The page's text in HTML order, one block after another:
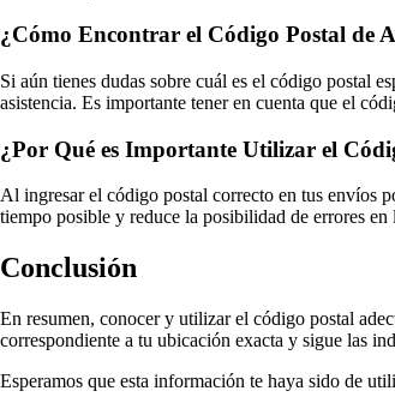
¿Cómo Encontrar el Código Postal de
Si aún tienes dudas sobre cuál es el código postal
asistencia. Es importante tener en cuenta que el
¿Por Qué es Importante Utilizar el
Al ingresar el código postal correcto en tus envíos
tiempo posible y reduce la posibilidad de errores en
Conclusión
En resumen, conocer y utilizar el código postal
correspondiente a tu ubicación exacta y sigue las
Esperamos que esta información te haya sido de